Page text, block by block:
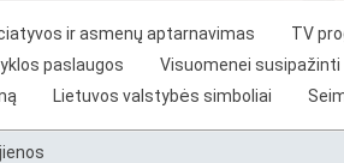
ir asmenų aptarnavimas TV
paslaugos Visuomenei susipažinti
Lietuvos valstybės simboliai